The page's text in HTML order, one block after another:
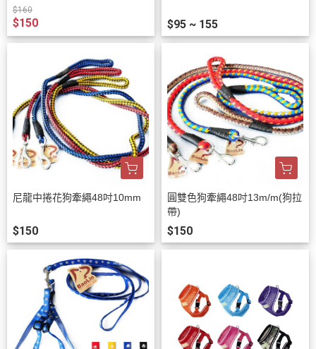
$160
$150 $95 ~ 155
尼龍中捲花狗牽繩48吋10mm
$150
圓雙色狗牽繩48吋13m/m(狗拉
帶)
$150